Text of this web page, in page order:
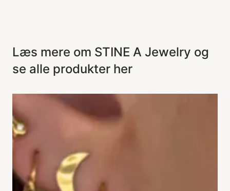
Læs mere om STINE A Jewelry og
se alle produkter her